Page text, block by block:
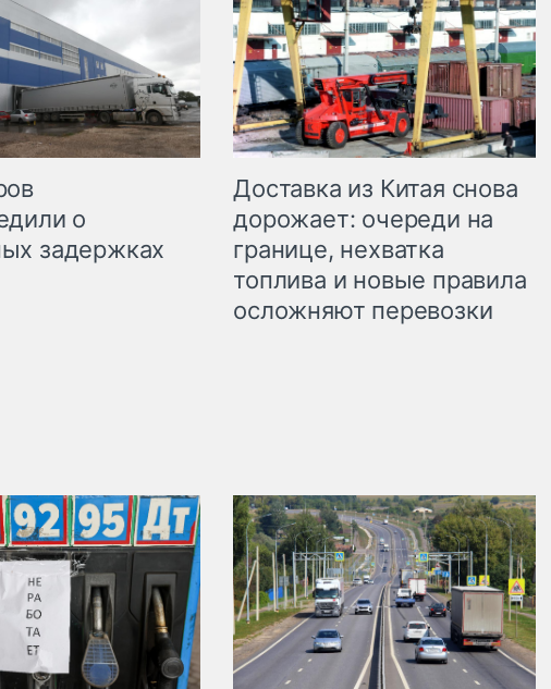
о
задержках
Доставка из Китая снова
дорожает: очереди на
границе, нехватка
топлива и новые правила
осложняют перевозки